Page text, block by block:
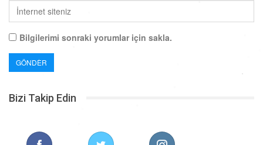
Bilgilerimi sonraki yorumlar için sakla.
Bizi Takip Edin